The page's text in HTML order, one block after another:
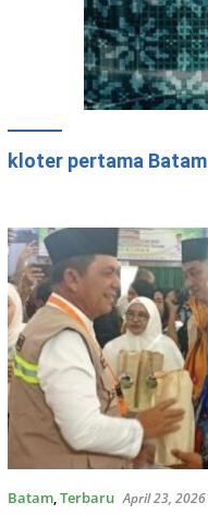
kloter pertama Batam
Batam,Terbaru April 23, 2026